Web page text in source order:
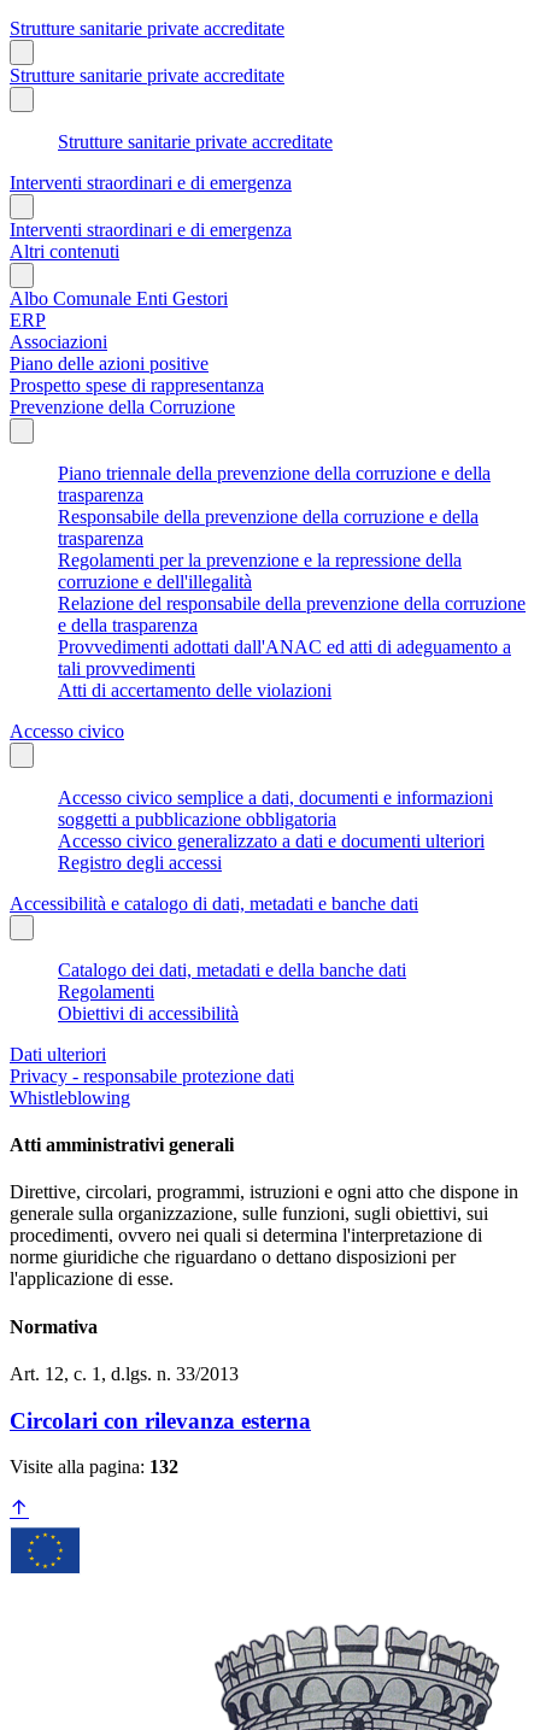
Strutture sanitarie private accreditate
Strutture sanitarie private accreditate
Strutture sanitarie private accreditate
Interventi straordinari e di emergenza
Interventi straordinari e di emergenza
Altri contenuti
Albo Comunale Enti Gestori
ERP
Associazioni
Piano delle azioni positive
Prospetto spese di rappresentanza
Prevenzione della Corruzione
Piano triennale della prevenzione della corruzione e della
trasparenza
Responsabile della prevenzione della corruzione e della
trasparenza
Regolamenti per la prevenzione e la repressione della
corruzione e dell'illegalità
Relazione del responsabile della prevenzione della corruzione
e della trasparenza
Provvedimenti adottati dall'ANAC ed atti di adeguamento a
tali provvedimenti
Atti di accertamento delle violazioni
Accesso civico
Accesso civico semplice a dati, documenti e informazioni
soggetti a pubblicazione obbligatoria
Accesso civico generalizzato a dati e documenti ulteriori
Registro degli accessi
Accessibilità e catalogo di dati, metadati e banche dati
Catalogo dei dati, metadati e della banche dati
Regolamenti
Obiettivi di accessibilità
Dati ulteriori
Privacy - responsabile protezione dati
Whistleblowing
Atti amministrativi generali
Direttive, circolari, programmi, istruzioni e ogni atto che dispone in
generale sulla organizzazione, sulle funzioni, sugli obiettivi, sui
procedimenti, ovvero nei quali si determina l'interpretazione di
norme giuridiche che riguardano o dettano disposizioni per
l'applicazione di esse.
Normativa
Art. 12, c. 1, d.lgs. n. 33/2013
Circolari con rilevanza esterna
Visite alla pagina: 132